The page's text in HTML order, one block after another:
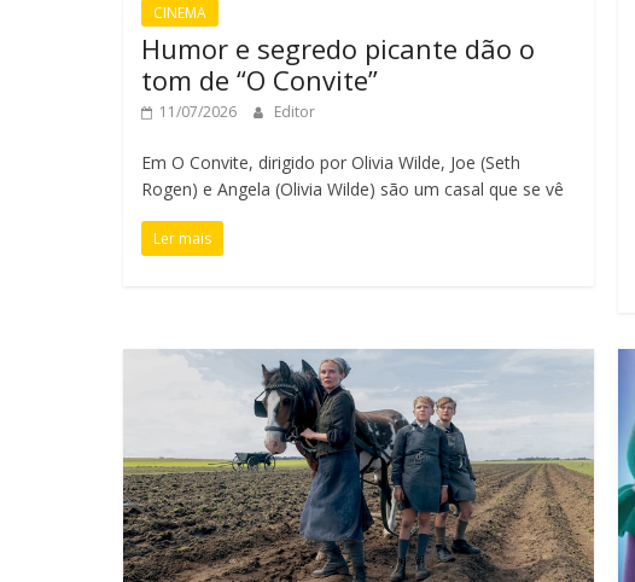
CINEMA
Humor e segredo picante dão o
tom de “O Convite”
11/07/2026 Editor
Em O Convite, dirigido por Olivia Wilde, Joe (Seth
Rogen) e Angela (Olivia Wilde) são um casal que se vê
Ler mais